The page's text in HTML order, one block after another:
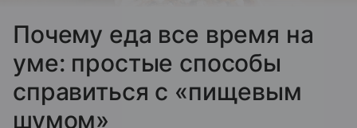
Почему еда все время на
уме: простые способы
справиться с «пищевым
шумом»